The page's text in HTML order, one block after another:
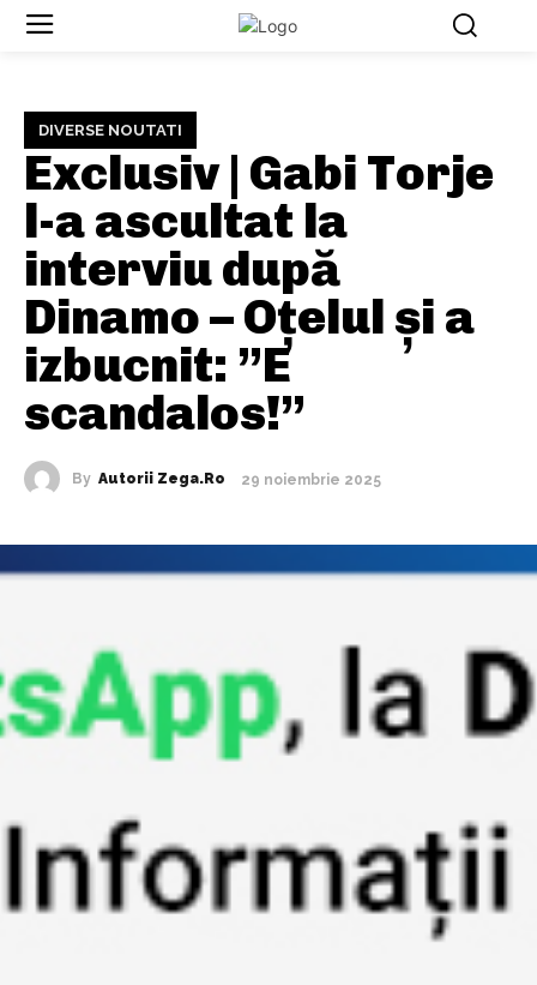
DIVERSE NOUTATI
Exclusiv | Gabi Torje
l-a ascultat la
interviu după
Dinamo – Oțelul și a
izbucnit: ”E
scandalos!”
By Autorii Zega.ro 29 noiembrie 2025